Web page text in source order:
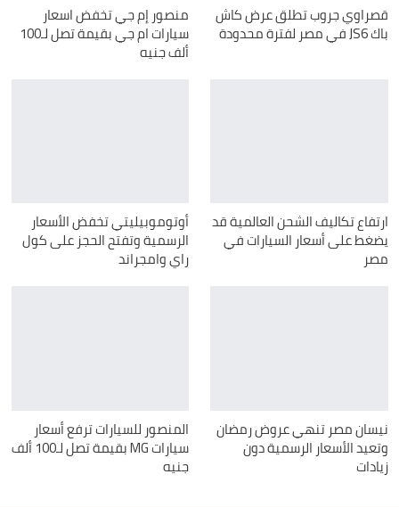
قصراوي جروب تطلق عرض كاش
باك JS6 في مصر لفترة محدودة
منصور إم جي تخفض اسعار
سيارات ام جي بقيمة تصل لـ100
ألف جنيه
ارتفاع تكاليف الشحن العالمية قد
يضغط على أسعار السيارات في
مصر
أوتوموبيليتي تخفض الأسعار
الرسمية وتفتح الحجز على كول
راي وامجراند
نيسان مصر تنهي عروض رمضان
وتعيد الأسعار الرسمية دون
زيادات
المنصور للسيارات ترفع أسعار
سيارات MG بقيمة تصل لـ100 ألف
جنيه